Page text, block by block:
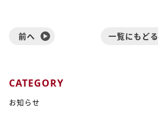
前へ 一覧にもどる
CATEGORY
お知らせ